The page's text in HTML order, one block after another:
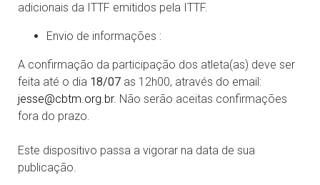
adicionais da ITTF emitidos pela ITTF.
Envio de informações :
A confirmação da participação dos atleta(as) deve ser
feita até o dia 18/07 as 12h00, através do email:
jesse@cbtm.org.br. Não serão aceitas confirmações
fora do prazo.
Este dispositivo passa a vigorar na data de sua
publicação.